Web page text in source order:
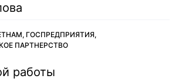
ГОСПРЕДПРИЯТИЯ,
ПАРТНЕРСТВО
работы